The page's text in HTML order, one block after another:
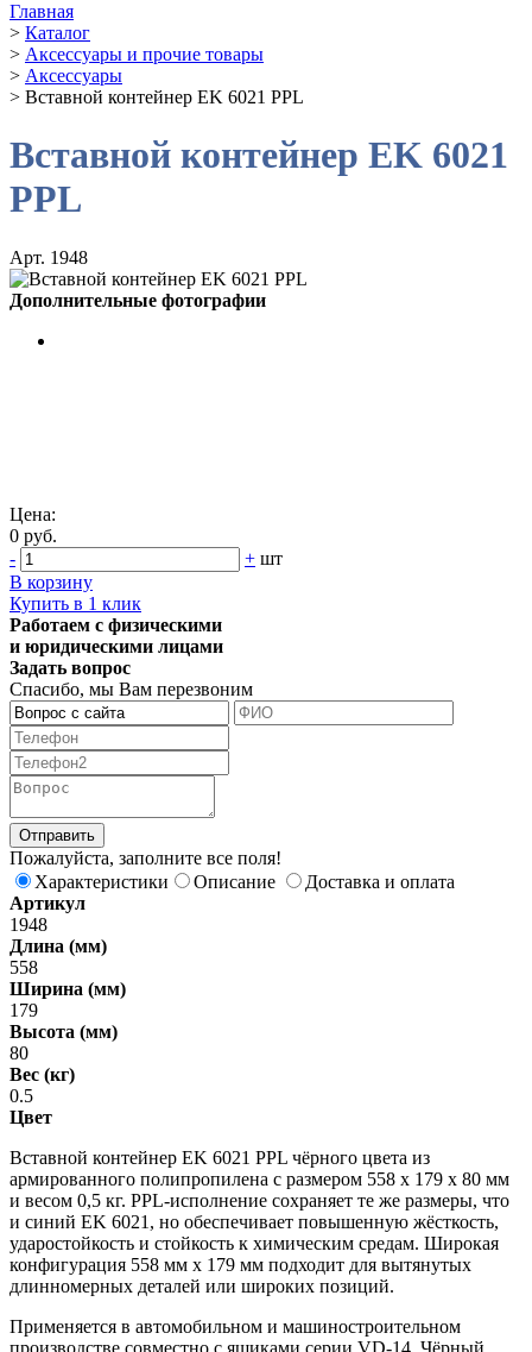
Главная
> Каталог
> Аксессуары и прочие товары
> Аксессуары
> Вставной контейнер EK 6021 PPL
Вставной контейнер EK 6021
PPL
Арт. 1948
Дополнительные фотографии
Цена:
0 руб.
-
+ шт
В корзину
Купить в 1 клик
Работаем с физическими
и юридическими лицами
Задать вопрос
Спасибо, мы Вам перезвоним
Пожалуйста, заполните все поля!
Характеристики
Описание
Доставка и оплата
Артикул
1948
Длина (мм)
558
Ширина (мм)
179
Высота (мм)
80
Вес (кг)
0.5
Цвет
Вставной контейнер EK 6021 PPL чёрного цвета из
армированного полипропилена с размером 558 х 179 х 80 мм
и весом 0,5 кг. PPL-исполнение сохраняет те же размеры, что
и синий EK 6021, но обеспечивает повышенную жёсткость,
ударостойкость и стойкость к химическим средам. Широкая
конфигурация 558 мм х 179 мм подходит для вытянутых
длинномерных деталей или широких позиций.
Применяется в автомобильном и машиностроительном
производстве совместно с ящиками серии VD-14. Чёрный